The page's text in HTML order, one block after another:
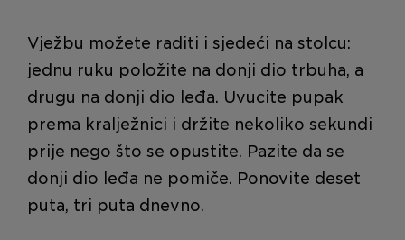
Vježbu možete raditi i sjedeći na stolcu:
jednu ruku položite na donji dio trbuha, a
drugu na donji dio leđa. Uvucite pupak
prema kralježnici i držite nekoliko sekundi
prije nego što se opustite. Pazite da se
donji dio leđa ne pomiče. Ponovite deset
puta, tri puta dnevno.